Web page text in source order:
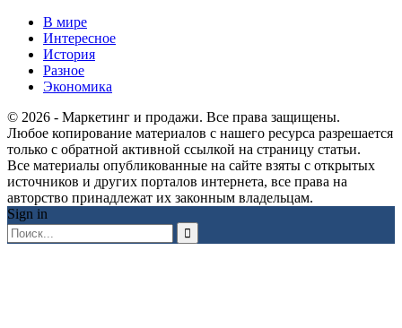
В мире
Интересное
История
Разное
Экономика
© 2026 - Маркетинг и продажи. Все права защищены.
Любое копирование материалов с нашего ресурса разрешается
только с обратной активной ссылкой на страницу статьи.
Все материалы опубликованные на сайте взяты с открытых
источников и других порталов интернета, все права на
авторство принадлежат их законным владельцам.
Sign in